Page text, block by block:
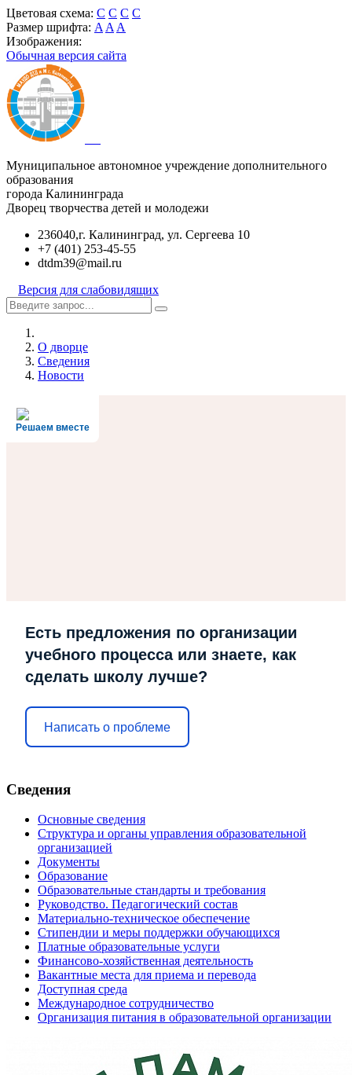
Цветовая схема: C C C C
Размер шрифта: A A A
Изображения:
Обычная версия сайта
Муниципальное автономное учреждение дополнительного
образования
города Калининграда
Дворец творчества детей и молодежи
236040,г. Калининград, ул. Сергеева 10
+7 (401) 253-45-55
dtdm39@mail.ru
Версия для слабовидящих
О дворце
Сведения
Новости
Решаем вместе
Есть предложения по организации
учебного процесса или знаете, как
сделать школу лучше?
Написать о проблеме
Сведения
Основные сведения
Структура и органы управления образовательной
организацией
Документы
Образование
Образовательные стандарты и требования
Руководство. Педагогический состав
Материально-техническое обеспечение
Стипендии и меры поддержки обучающихся
Платные образовательные услуги
Финансово-хозяйственная деятельность
Вакантные места для приема и перевода
Доступная среда
Международное сотрудничество
Организация питания в образовательной организации